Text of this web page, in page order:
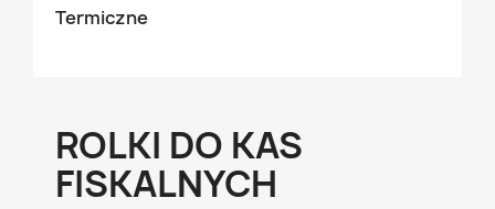
Termiczne
ROLKI DO KAS
FISKALNYCH